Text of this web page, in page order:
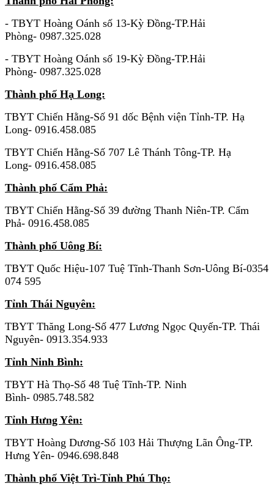
- TBYT Hoàng Oánh số 13-Kỳ Đồng-TP.Hải
Phòng- 0987.325.028
- TBYT Hoàng Oánh số 19-Kỳ Đồng-TP.Hải
Phòng- 0987.325.028
Thành phố Hạ Long:
TBYT Chiến Hằng-Số 91 dốc Bệnh viện Tỉnh-TP. Hạ
Long- 0916.458.085
TBYT Chiến Hằng-Số 707 Lê Thánh Tông-TP. Hạ
Long- 0916.458.085
Thành phố Cẩm Phả:
TBYT Chiến Hằng-Số 39 đường Thanh Niên-TP. Cẩm
Phả- 0916.458.085
Thành phố Uông Bí:
TBYT Quốc Hiệu-107 Tuệ Tĩnh-Thanh Sơn-Uông Bí-0354
074 595
Tỉnh Thái Nguyên:
TBYT Thăng Long-Số 477 Lương Ngọc Quyến-TP. Thái
Nguyên- 0913.354.933
Tỉnh Ninh Bình:
TBYT Hà Thọ-Số 48 Tuệ Tĩnh-TP. Ninh
Bình- 0985.748.582
Tỉnh Hưng Yên:
TBYT Hoàng Dương-Số 103 Hải Thượng Lãn Ông-TP.
Hưng Yên- 0946.698.848
Thành phố Việt Trì-Tỉnh Phú Thọ: